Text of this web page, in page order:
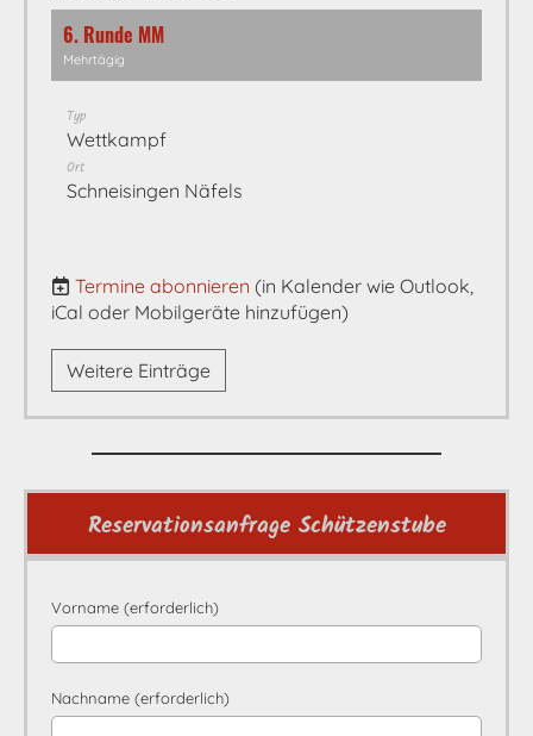
6. Runde MM
Mehrtägig
Typ
Wettkampf
Ort
Schneisingen Näfels
Termine abonnieren (in Kalender wie Outlook,
iCal oder Mobilgeräte hinzufügen)
Weitere Einträge
Reservationsanfrage Schützenstube
Vorname (erforderlich)
Nachname (erforderlich)